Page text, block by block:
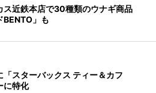
ス近鉄本店で30種類のウナギ商品
BENTO」も
「スターバックス ティー＆カフ
特化